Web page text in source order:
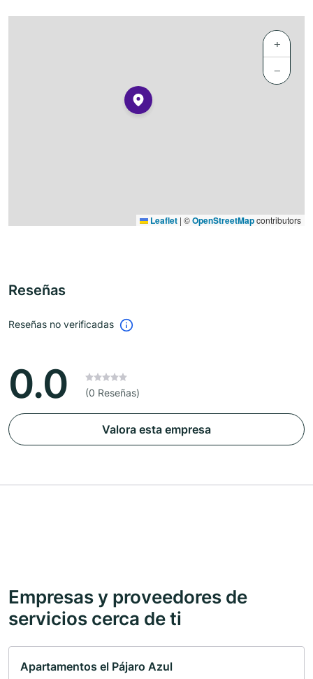
+
−
Leaflet | ©OpenStreetMapcontributors
Reseñas
Reseñas no verificadas
0.0 (0 Reseñas)
Valora esta empresa
Empresas y proveedores de
servicios cerca de ti
Apartamentos el Pájaro Azul